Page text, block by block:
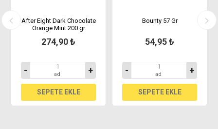
After Eight Dark Chocolate
Orange Mint 200 gr
274,90 ₺
- ad +
Bounty 57 Gr
54,95 ₺
- ad +